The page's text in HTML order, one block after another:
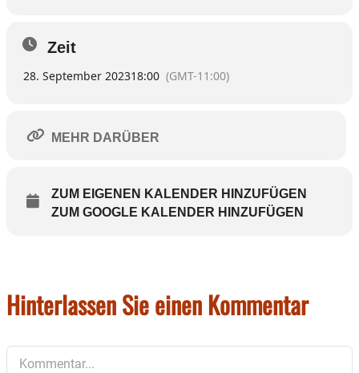
Zeit
28. September 202318:00 (GMT-11:00)
MEHR DARÜBER
ZUM EIGENEN KALENDER HINZUFÜGEN
ZUM GOOGLE KALENDER HINZUFÜGEN
Hinterlassen Sie einen Kommentar